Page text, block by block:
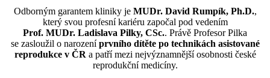
Odborným garantem kliniky je MUDr. David Rumpík, Ph.D.,
který svou profesní kariéru započal pod vedením
Prof. MUDr. Ladislava Pilky, CSc.. Právě Profesor Pilka
se zasloužil o narozeníprvního dítěte po technikách asistované
reprodukce v ČR a patří mezi nejvýznamnější osobnosti české
reprodukční medicíny.